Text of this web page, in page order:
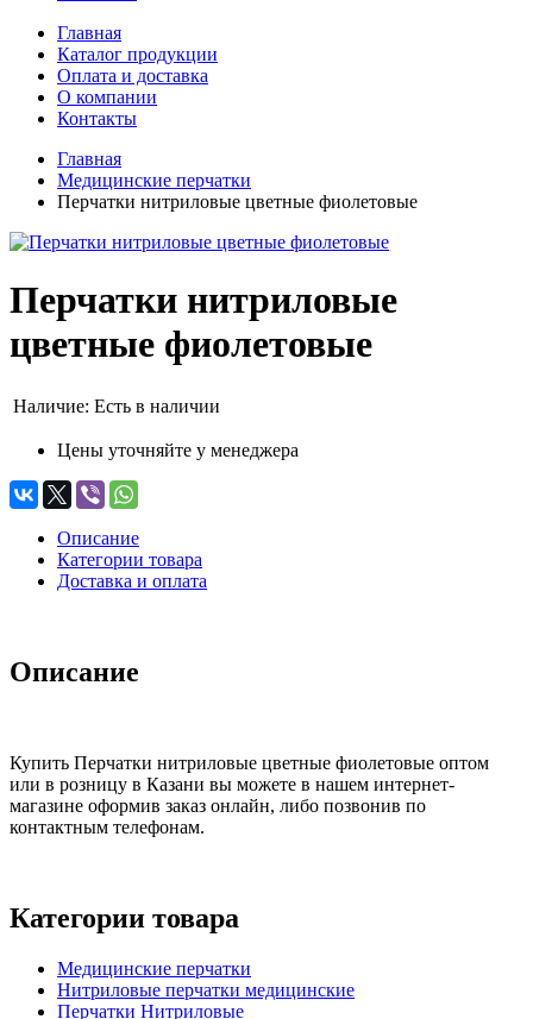
Главная
Каталог продукции
Оплата и доставка
О компании
Контакты
Главная
Медицинские перчатки
Перчатки нитриловые цветные фиолетовые
Перчатки нитриловые
цветные фиолетовые
Наличие: Есть в наличии
Цены уточняйте у менеджера
Описание
Категории товара
Доставка и оплата
Описание
Купить Перчатки нитриловые цветные фиолетовые оптом
или в розницу в Казани вы можете в нашем интернет-
магазине оформив заказ онлайн, либо позвонив по
контактным телефонам.
Категории товара
Медицинские перчатки
Нитриловые перчатки медицинские
Перчатки Нитриловые